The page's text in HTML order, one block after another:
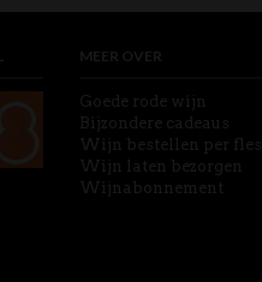
MEER OVER
Goede rode wijn
Bijzondere cadeaus
Wijn bestellen per fles
Wijn laten bezorgen
Wijnabonnement